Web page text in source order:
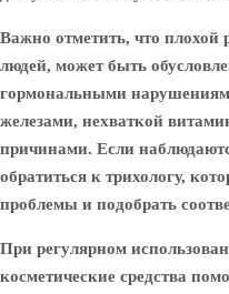
Важно отметить, что плохой
людей, может быть
гормональными
железами, нехваткой
причинами. Если
обратиться к трихологу,
проблемы и подобрать
При регулярном
косметические средства